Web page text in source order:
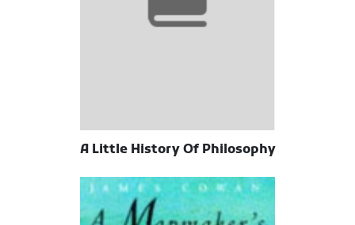
A Little History Of Philosophy